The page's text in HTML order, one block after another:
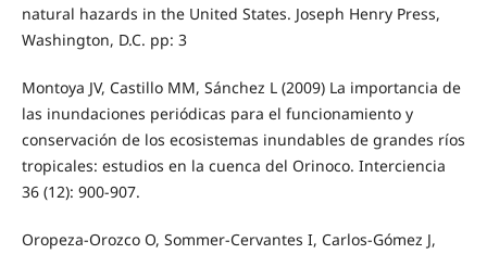
natural hazards in the United States. Joseph Henry Press,
Washington, D.C. pp: 3
Montoya JV, Castillo MM, Sánchez L (2009) La importancia de
las inundaciones periódicas para el funcionamiento y
conservación de los ecosistemas inundables de grandes ríos
tropicales: estudios en la cuenca del Orinoco. Interciencia
36 (12): 900-907.
Oropeza-Orozco O, Sommer-Cervantes I, Carlos-Gómez J,